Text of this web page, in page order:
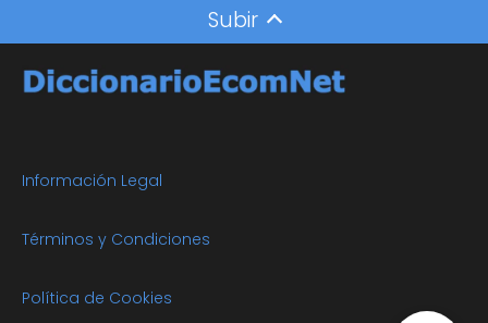
Subir
Información Legal
Términos y Condiciones
Política de Cookies